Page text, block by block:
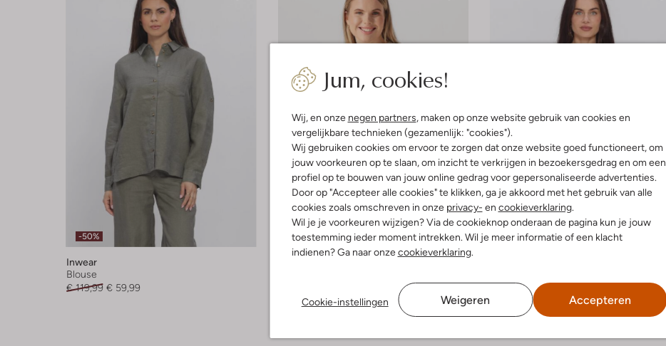
Jum, cookies!
Wij, en onze negen partners, maken op onze website gebruik van cookies en
vergelijkbare technieken (gezamenlijk: "cookies").
Wij gebruiken cookies om ervoor te zorgen dat onze website goed functioneert, om
jouw voorkeuren op te slaan, om inzicht te verkrijgen in bezoekersgedrag en om een
profiel op te bouwen van jouw online gedrag voor gepersonaliseerde advertenties.
Door op "Accepteer alle cookies" te klikken, ga je akkoord met het gebruik van alle
cookies zoals omschreven in onze privacy- en cookieverklaring.
Wil je je voorkeuren wijzigen? Via de cookieknop onderaan de pagina kun je jouw
toestemming ieder moment intrekken. Wil je meer informatie of een klacht
indienen? Ga naar onzecookieverklaring.
Cookie-instellingen Weigeren Accepteren
-50%
Inwear
Blouse
€ 119,99 € 59,99
-50% -50%
€ 119,99
€ 59,99